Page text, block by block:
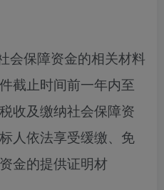
会保障资金的相关材料
截止时间前一年内至
收及缴纳社会保障资
人依法享受缓缴、免
金的提供证明材